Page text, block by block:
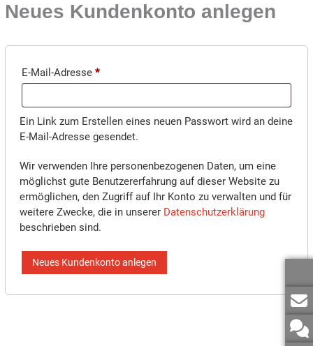
Neues Kundenkonto anlegen
E-Mail-Adresse *Erforderlich
Ein Link zum Erstellen eines neuen Passwort wird an deine
E-Mail-Adresse gesendet.
Wir verwenden Ihre personenbezogenen Daten, um eine
möglichst gute Benutzererfahrung auf dieser Website zu
ermöglichen, den Zugriff auf Ihr Konto zu verwalten und für
weitere Zwecke, die in unserer Datenschutzerklärung
beschrieben sind.
Neues Kundenkonto anlegen